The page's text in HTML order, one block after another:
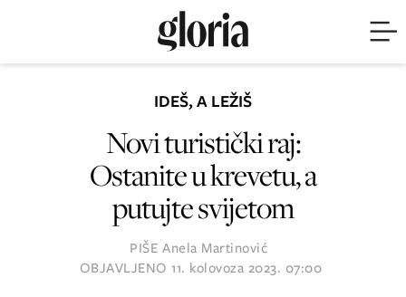
IDEŠ, A LEŽIŠ
Novi turistički raj:
Ostanite u krevetu, a
putujte svijetom
PIŠE Anela Martinović
OBJAVLJENO11. kolovoza 2023. 07:00